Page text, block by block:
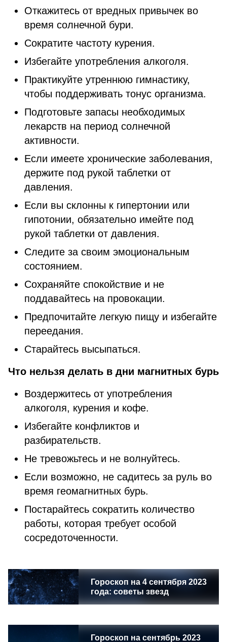
Откажитесь от вредных привычек во
время солнечной бури.
Сократите частоту курения.
Избегайте употребления алкоголя.
Практикуйте утреннюю гимнастику,
чтобы поддерживать тонус организма.
Подготовьте запасы необходимых
лекарств на период солнечной
активности.
Если имеете хронические заболевания,
держите под рукой таблетки от
давления.
Если вы склонны к гипертонии или
гипотонии, обязательно имейте под
рукой таблетки от давления.
Следите за своим эмоциональным
состоянием.
Сохраняйте спокойствие и не
поддавайтесь на провокации.
Предпочитайте легкую пищу и избегайте
переедания.
Старайтесь высыпаться.
Что нельзя делать в дни магнитных бурь
Воздержитесь от употребления
алкоголя, курения и кофе.
Избегайте конфликтов и
разбирательств.
Не тревожьтесь и не волнуйтесь.
Если возможно, не садитесь за руль во
время геомагнитных бурь.
Постарайтесь сократить количество
работы, которая требует особой
сосредоточенности.
Гороскоп на 4 сентября 2023
года: советы звезд
Гороскоп на сентябрь 2023